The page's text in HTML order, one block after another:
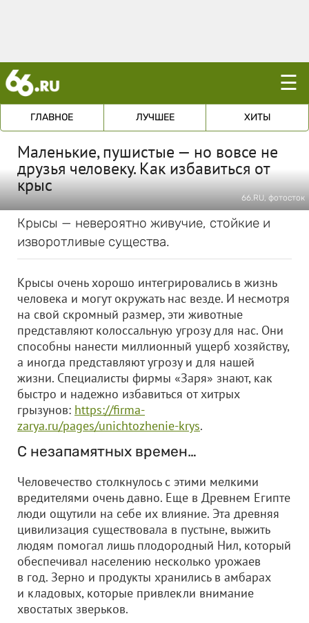
☰
ГЛАВНОЕ ЛУЧШЕЕ ХИТЫ
Маленькие, пушистые — но вовсе не
друзья человеку. Как избавиться от
крыс
66.RU, фотосток
Крысы — невероятно живучие, стойкие и
изворотливые существа.
Крысы очень хорошо интегрировались в жизнь
человека и могут окружать нас везде. И несмотря
на свой скромный размер, эти животные
представляют колоссальную угрозу для нас. Они
способны нанести миллионный ущерб хозяйству,
а иногда представляют угрозу и для нашей
жизни. Специалисты фирмы «Заря» знают, как
быстро и надежно избавиться от хитрых
грызунов: https://firma-
zarya.ru/pages/unichtozhenie-krys.
С незапамятных времен…
Человечество столкнулось с этими мелкими
вредителями очень давно. Еще в Древнем Египте
люди ощутили на себе их влияние. Эта древняя
цивилизация существовала в пустыне, выжить
людям помогал лишь плодородный Нил, который
обеспечивал населению несколько урожаев
в год. Зерно и продукты хранились в амбарах
и кладовых, которые привлекли внимание
хвостатых зверьков.